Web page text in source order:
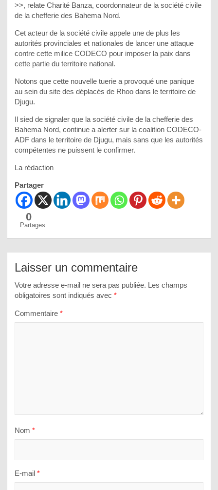
>>, relate Charité Banza, coordonnateur de la société civile
de la chefferie des Bahema Nord.
Cet acteur de la société civile appele une de plus les
autorités provinciales et nationales de lancer une attaque
contre cette milice CODECO pour imposer la paix dans
cette partie du territoire national.
Notons que cette nouvelle tuerie a provoqué une panique
au sein du site des déplacés de Rhoo dans le territoire de
Djugu.
Il sied de signaler que la société civile de la chefferie des
Bahema Nord, continue a alerter sur la coalition CODECO-
ADF dans le territoire de Djugu, mais sans que les autorités
compétentes ne puissent le confirmer.
La rédaction
Partager
0
Partages
Laisser un commentaire
Votre adresse e-mail ne sera pas publiée. Les champs
obligatoires sont indiqués avec *
Commentaire *
Nom *
E-mail *